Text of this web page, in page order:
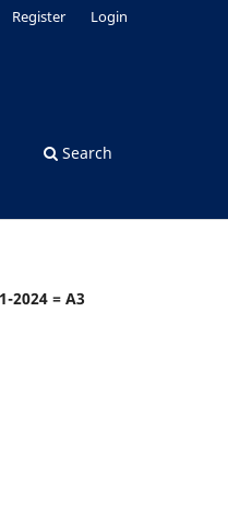
Search
Register Login
2024 = A3